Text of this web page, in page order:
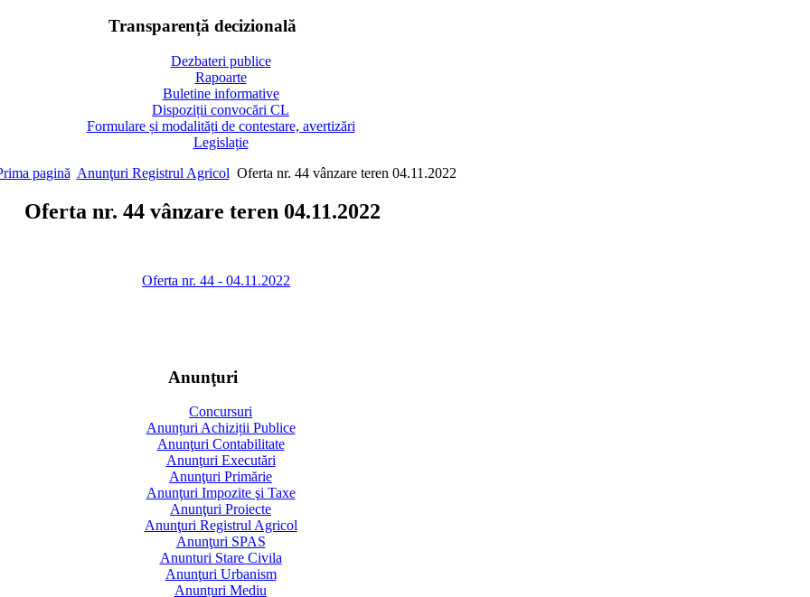
Transparență decizională
Dezbateri publice
Rapoarte
Buletine informative
Dispoziții convocări CL
Formulare și modalități de contestare, avertizări
Legislație
pagină Anunţuri Registrul Agricol Oferta nr. 44 vânzare teren 04.11.2022
Oferta nr. 44 vânzare teren 04.11.2022
Oferta nr. 44 - 04.11.2022
Anunţuri
Concursuri
Anunțuri Achiziții Publice
Anunţuri Contabilitate
Anunţuri Executări
Anunţuri Primărie
Anunţuri Impozite şi Taxe
Anunţuri Proiecte
Anunţuri Registrul Agricol
Anunţuri SPAS
Anunturi Stare Civila
Anunţuri Urbanism
Anunțuri Mediu